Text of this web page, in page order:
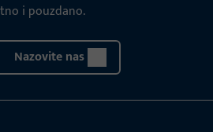
i pouzdano.
Nazovite nas